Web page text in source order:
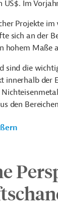
US$. Im
Projekte
sich an der
hohem Maße
sind die
innerhalb der
den